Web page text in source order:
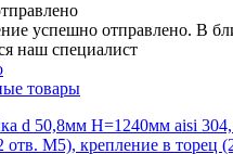
успешно отправлено. В
наш специалист
товары